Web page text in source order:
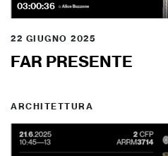
03:00:36
22 GIUGNO 2025
FAR PRESENTE
ARCHITETTURA